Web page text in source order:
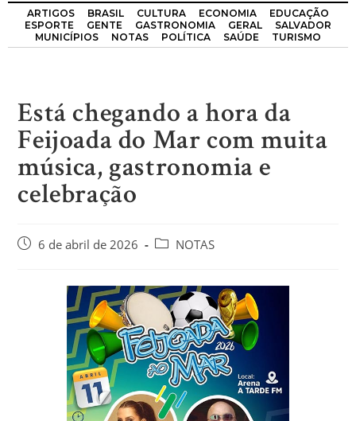
ARTIGOS BRASIL CULTURA ECONOMIA
EDUCAÇÃO
ESPORTE
GENTE GASTRONOMIA GERAL
SALVADOR
MUNICÍPIOS
NOTAS POLÍTICA SAÚDE TURISMO
Está chegando a hora da
Feijoada do Mar com muita
música, gastronomia e
celebração
6 de abril de 2026 NOTAS